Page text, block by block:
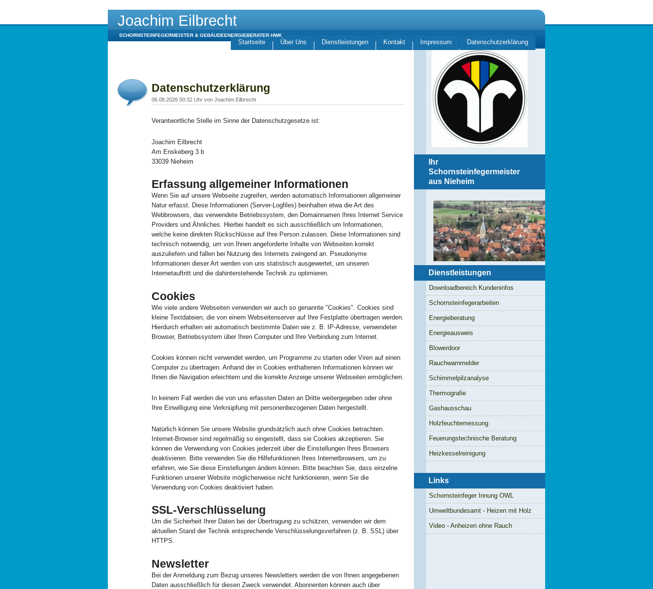
Joachim Eilbrecht
SCHORNSTEINFEGERMEISTER & GEBÄUDEENERGIEBERATER HWK
Startseite Über Uns Dienstleistungen Kontakt Impressum Datenschutzerklärung
Datenschutzerklärung
06.08.2026 00:32 Uhr von Joachim Eilbrecht
Verantwortliche Stelle im Sinne der Datenschutzgesetze ist:
Joachim Eilbrecht
Am Enskeberg 3 b
33039 Nieheim
Erfassung allgemeiner Informationen
Wenn Sie auf unsere Webseite zugreifen, werden automatisch Informationen allgemeiner
Natur erfasst. Diese Informationen (Server-Logfiles) beinhalten etwa die Art des
Webbrowsers, das verwendete Betriebssystem, den Domainnamen Ihres Internet Service
Providers und Ähnliches. Hierbei handelt es sich ausschließlich um Informationen,
welche keine direkten Rückschlüsse auf Ihre Person zulassen. Diese Informationen sind
technisch notwendig, um von Ihnen angeforderte Inhalte von Webseiten korrekt
auszuliefern und fallen bei Nutzung des Internets zwingend an. Pseudonyme
Informationen dieser Art werden von uns statistisch ausgewertet, um unseren
Internetauftritt und die dahinterstehende Technik zu optimieren.
Cookies
Wie viele andere Webseiten verwenden wir auch so genannte "Cookies". Cookies sind
kleine Textdateien, die von einem Webseitenserver auf Ihre Festplatte übertragen werden.
Hierdurch erhalten wir automatisch bestimmte Daten wie z. B. IP-Adresse, verwendeter
Browser, Betriebssystem über Ihren Computer und Ihre Verbindung zum Internet.
Cookies können nicht verwendet werden, um Programme zu starten oder Viren auf einen
Computer zu übertragen. Anhand der in Cookies enthaltenen Informationen können wir
Ihnen die Navigation erleichtern und die korrekte Anzeige unserer Webseiten ermöglichen.
In keinem Fall werden die von uns erfassten Daten an Dritte weitergegeben oder ohne
Ihre Einwilligung eine Verknüpfung mit personenbezogenen Daten hergestellt.
Natürlich können Sie unsere Website grundsätzlich auch ohne Cookies betrachten.
Internet-Browser sind regelmäßig so eingestellt, dass sie Cookies akzeptieren. Sie
können die Verwendung von Cookies jederzeit über die Einstellungen Ihres Browsers
deaktivieren. Bitte verwenden Sie die Hilfefunktionen Ihres Internetbrowsers, um zu
erfahren, wie Sie diese Einstellungen ändern können. Bitte beachten Sie, dass einzelne
Funktionen unserer Website möglicherweise nicht funktionieren, wenn Sie die
Verwendung von Cookies deaktiviert haben.
SSL-Verschlüsselung
Um die Sicherheit Ihrer Daten bei der Übertragung zu schützen, verwenden wir dem
aktuellen Stand der Technik entsprechende Verschlüsselungsverfahren (z. B. SSL) über
HTTPS.
Newsletter
Bei der Anmeldung zum Bezug unseres Newsletters werden die von Ihnen angegebenen
Daten ausschließlich für diesen Zweck verwendet. Abonnenten können auch über
Ihr
Schornsteinfegermeister
aus Nieheim
Dienstleistungen
Downloadbereich Kundeninfos
Schornsteinfegerarbeiten
Energieberatung
Energieausweis
Blowerdoor
Rauchwarnmelder
Schimmelpilzanalyse
Thermografie
Gashausschau
Holzfeuchtemessung
Feuerungstechnische Beratung
Heizkesselreinigung
Links
Schornsteinfeger Innung OWL
Umweltbundesamt - Heizen mit Holz
Video - Anheizen ohne Rauch